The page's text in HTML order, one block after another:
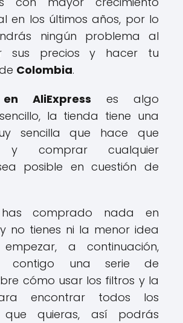
en los últimos años, por lo
ningún problema al
sus precios y hacer tu
Colombia.
AliExpress es algo
la tienda tiene una
sencilla que hace que
y comprar cualquier
posible en cuestión de
comprado nada en
y no tienes ni la menor idea
a continuación,
contigo una serie de
cómo usar los filtros y la
encontrar todos los
que quieras, así podrás